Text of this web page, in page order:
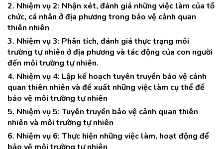
2. Nhiệm vụ 2: Nhận xét, đánh giá những việc làm của tổ
chức, cá nhân ở địa phương trong bảo vệ cảnh quan
thiên nhiên
3. Nhiệm vụ 3: Phân tích, đánh giá thực trạng môi
trường tự nhiên ở địa phương và tác động của con người
đến môi trường tự nhiên.
4. Nhiệm vụ 4: Lập kế hoạch tuyên truyền bảo vệ cảnh
quan thiên nhiên và đề xuất những việc làm cụ thể để
bảo vệ môi trường tự nhiên
5. Nhiệm vụ 5: Tuyên truyền bảo vệ cảnh quan thiên
nhiên và môi trường tự nhiên
6. Nhiệm vụ 6: Thực hiện những việc làm, hoạt động để